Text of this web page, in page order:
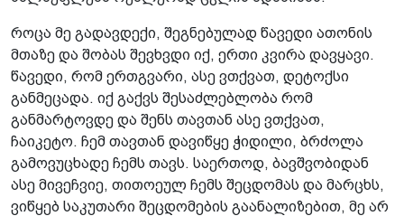
როცა მე გადავდექი, შეგნებულად წავედი ათონის
მთაზე და შობას შევხვდი იქ, ერთი კვირა დავყავი.
წავედი, რომ ერთგვარი, ასე ვთქვათ, დეტოქსი
განმეცადა. იქ გაქვს შესაძლებლობა რომ
განმარტოვდე და შენს თავთან ასე ვთქვათ,
ჩაიკეტო. ჩემ თავთან დავიწყე ჭიდილი, ბრძოლა
გამოვუცხადე ჩემს თავს. საერთოდ, ბავშვობიდან
ასე მივეჩვიე, თითოეულ ჩემს შეცდომას და მარცხს,
ვიწყებ საკუთარი შეცდომების გაანალიზებით, მე არ